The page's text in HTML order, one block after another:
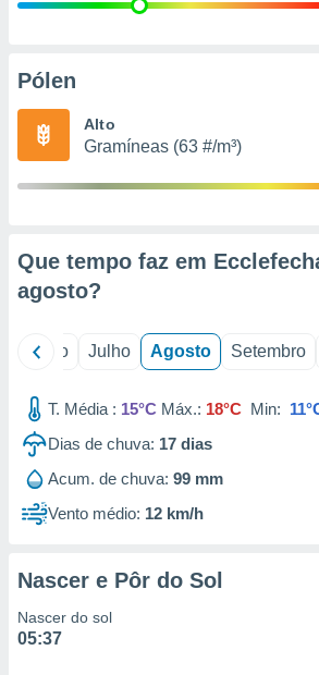
e
de
Pólen
Alto
Gramíneas (63 #/m³)
Que tempo faz em
agosto?
Junho Julho Agosto Setembro
T. Média : 15°C Máx.: 18°C Min:
Dias de chuva: 17 dias
Acum. de chuva: 99 mm
Vento médio: 12 km/h
Nascer e Pôr do Sol
Nascer do sol
05:37